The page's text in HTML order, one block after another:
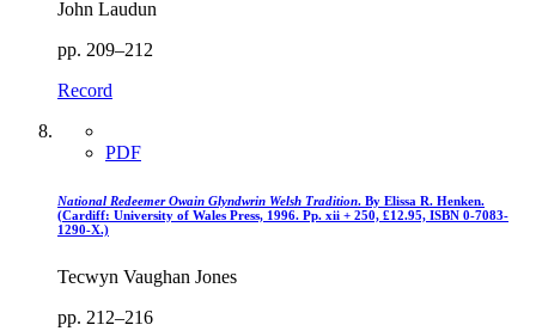
John Laudun
pp. 209–212
Record
PDF
National Redeemer Owain Glyndwrin Welsh Tradition. By Elissa R. Henken.
(Cardiff: University of Wales Press, 1996. Pp. xii + 250, £12.95, ISBN 0-7083-
1290-X.)
Tecwyn Vaughan Jones
pp. 212–216